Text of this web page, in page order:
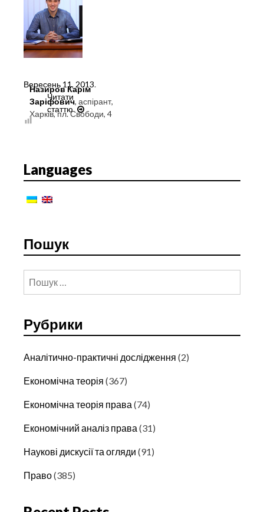
Назиров Карім
Заріфович, аспірант,
Харків, пл. Свободи, 4
Вересень 11, 2013.
Читати
статтю
КОНКУРЕНТОСПРОМОЖНІСТЬ
ЕКОНОМІКИ
ЕТАПІ
Languages
Пошук
Пошук:
Рубрики
Аналітично-практичні дослідження (2)
Економічна теорія (367)
Економічна теорія права (74)
Економічний аналіз права (31)
Наукові дискусії та огляди (91)
Право(385)